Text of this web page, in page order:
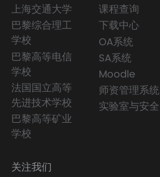
上海交通大学
巴黎综合理工
学校
巴黎高等电信
学校
法国国立高等
先进技术学校
巴黎高等矿业
学校
课程查询
下载中心
OA系统
SA系统
Moodle
师资管理系统
实验室与安全
关注我们